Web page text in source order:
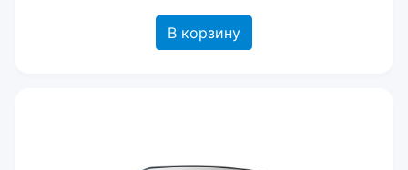
В корзину